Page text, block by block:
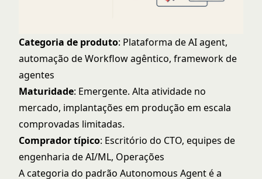
Categoria de produto: Plataforma de AI agent,
automação de Workflow agêntico, framework de
agentes
Maturidade: Emergente. Alta atividade no
mercado, implantações em produção em escala
comprovadas limitadas.
Comprador típico: Escritório do CTO, equipes de
engenharia de AI/ML, Operações
A categoria do padrão Autonomous Agenté a